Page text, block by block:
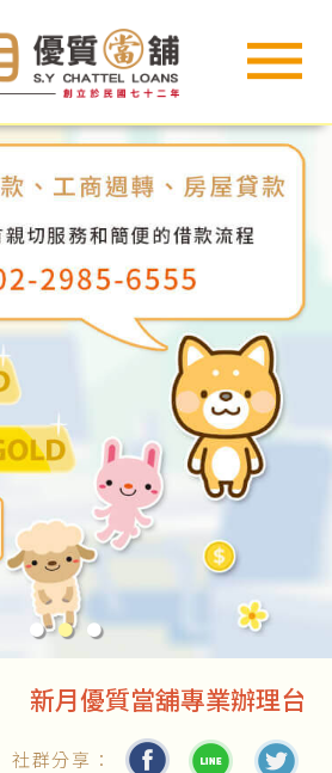
● ● ●
新月優質當舖專業辦理台北
社群分享：